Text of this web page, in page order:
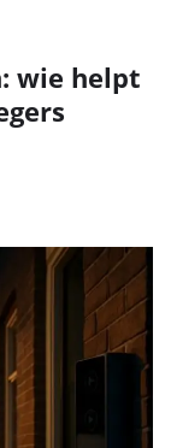
wie helpt